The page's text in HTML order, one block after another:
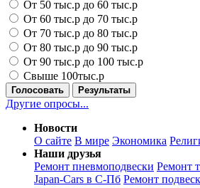
От 50 тыс.р до 60 тыс.р
От 60 тыс.р до 70 тыс.р
От 70 тыс.р до 80 тыс.р
От 80 тыс.р до 90 тыс.р
От 90 тыс.р до 100 тыс.р
Свыше 100тыс.р
Голосовать Результаты
Другие опросы...
Новости
О сайте В мире Экономика
Наши друзья
Ремонт пневмоподвески Ремонт
Japan-Cars в С-Пб Ремонт